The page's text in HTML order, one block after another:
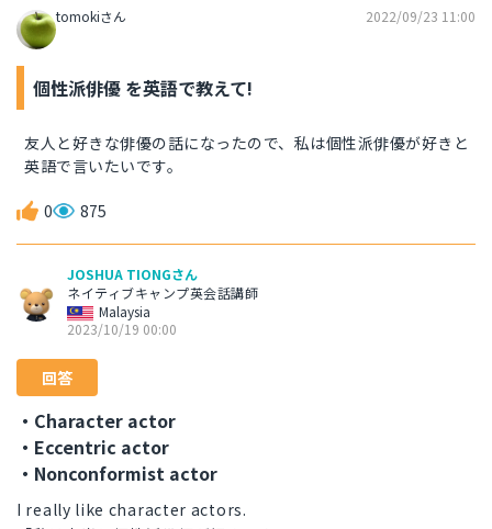
tomokiさん 2022/09/23 11:00
個性派俳優 を英語で教えて!
友人と好きな俳優の話になったので、私は個性派俳優が好きと
英語で言いたいです。
0 875
JOSHUA TIONGさん
ネイティブキャンプ英会話講師
Malaysia
2023/10/19 00:00
回答
・Character actor
・Eccentric actor
・Nonconformist actor
I really like character actors.